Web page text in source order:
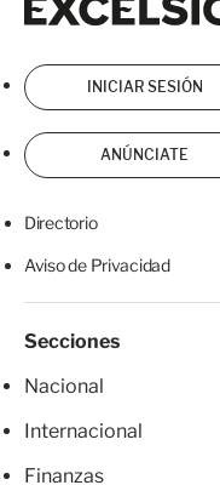
INICIAR SESIÓN
ANÚNCIATE
Directorio
Aviso de Privacidad
Secciones
Nacional
Internacional
Finanzas